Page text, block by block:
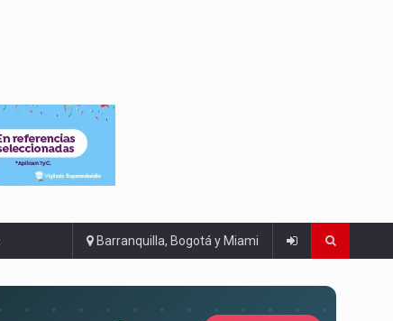
Barranquilla, Bogotá y Miami